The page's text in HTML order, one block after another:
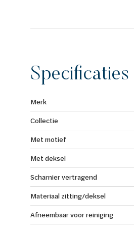
Specificaties
Merk
Collectie
Met motief
Met deksel
Scharnier vertragend
Materiaal zitting/deksel
Afneembaar voor reiniging